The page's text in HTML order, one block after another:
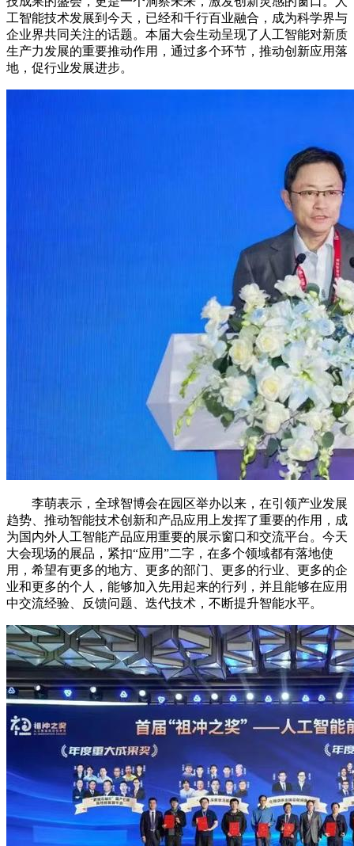
工智能技术发展到今天，已经和千行百业融合，成为科学界与
企业界共同关注的话题。本届大会生动呈现了人工智能对新质
生产力发展的重要推动作用，通过多个环节，推动创新应用落
地，促行业发展进步。
李萌表示，全球智博会在园区举办以来，在引领产业发展
趋势、推动智能技术创新和产品应用上发挥了重要的作用，成
为国内外人工智能产品应用重要的展示窗口和交流平台。今天
大会现场的展品，紧扣“应用”二字，在多个领域都有落地使
用，希望有更多的地方、更多的部门、更多的行业、更多的企
业和更多的个人，能够加入先用起来的行列，并且能够在应用
中交流经验、反馈问题、迭代技术，不断提升智能水平。